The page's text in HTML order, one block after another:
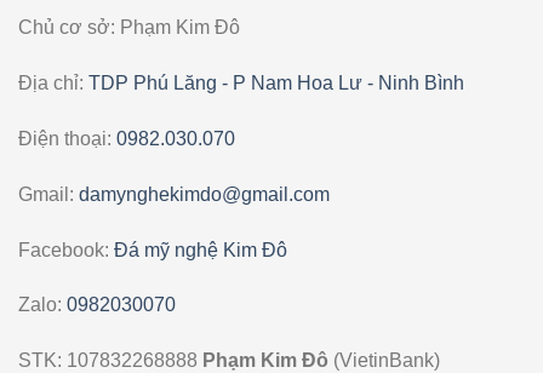
Chủ cơ sở: Phạm Kim Đô
Địa chỉ: TDP Phú Lăng - P Nam Hoa Lư - Ninh Bình
Điện thoại: 0982.030.070
Gmail: damynghekimdo@gmail.com
Facebook: Đá mỹ nghệ Kim Đô
Zalo: 0982030070
STK: 107832268888 Phạm Kim Đô (VietinBank)